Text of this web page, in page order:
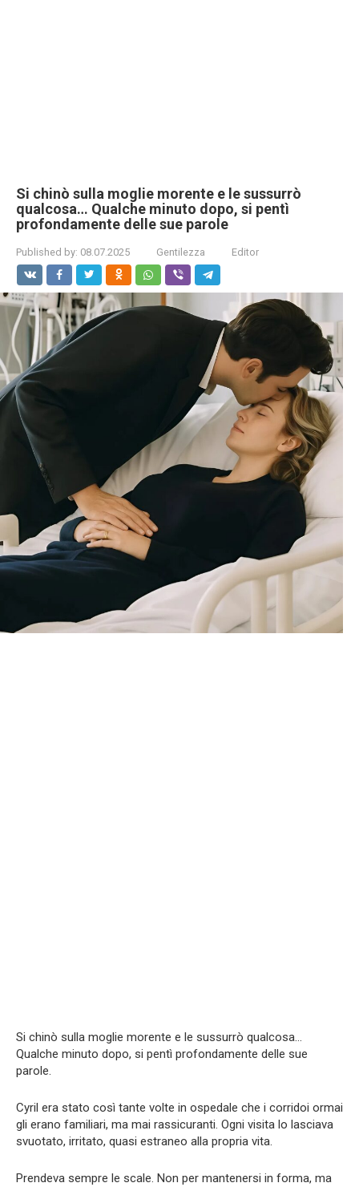
Si chinò sulla moglie morente e le sussurrò
qualcosa… Qualche minuto dopo, si pentì
profondamente delle sue parole
Published by: 08.07.2025 Gentilezza Editor
Si chinò sulla moglie morente e le sussurrò qualcosa…
Qualche minuto dopo, si pentì profondamente delle sue
parole.
Cyril era stato così tante volte in ospedale che i corridoi ormai
gli erano familiari, ma mai rassicuranti. Ogni visita lo lasciava
svuotato, irritato, quasi estraneo alla propria vita.
Prendeva sempre le scale. Non per mantenersi in forma, ma